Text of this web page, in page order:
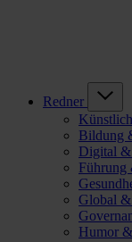
Redner
Bildung
Digital
Global
Humor